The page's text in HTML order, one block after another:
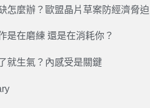
怎麼辦？歐盟晶片草案防經濟脅迫
是在磨練 還是在消耗你？
就生氣？內感受是關鍵